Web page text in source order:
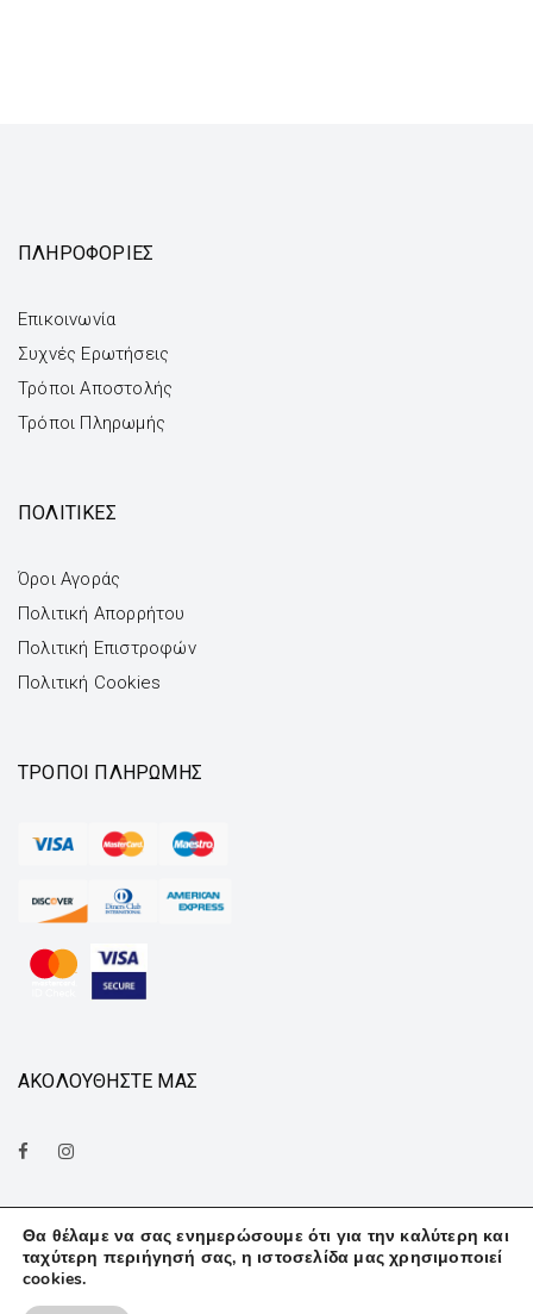
ΠΛΗΡΟΦΟΡΙΕΣ
Επικοινωνία
Συχνές Ερωτήσεις
Τρόποι Αποστολής
Τρόποι Πληρωμής
ΠΟΛΙΤΙΚΕΣ
Όροι Αγοράς
Πολιτική Απορρήτου
Πολιτική Επιστροφών
Πολιτική Cookies
ΤΡΌΠΟΙ ΠΛΗΡΩΜΉΣ
ΑΚΟΛΟΥΘΗΣΤΕ ΜΑΣ
Θα θέλαμε να σας ενημερώσουμε ότι για την καλύτερη και
ταχύτερη περιήγησή σας, η ιστοσελίδα μας χρησιμοποιεί
cookies.